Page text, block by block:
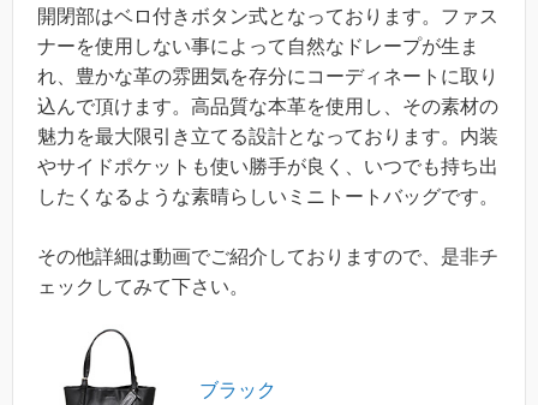
開閉部はベロ付きボタン式となっております。ファス
ナーを使用しない事によって自然なドレープが生ま
れ、豊かな革の雰囲気を存分にコーディネートに取り
込んで頂けます。高品質な本革を使用し、その素材の
魅力を最大限引き立てる設計となっております。内装
やサイドポケットも使い勝手が良く、いつでも持ち出
したくなるような素晴らしいミニトートバッグです。
その他詳細は動画でご紹介しておりますので、是非チ
ェックしてみて下さい。
ブラック